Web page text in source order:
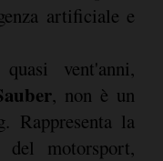
artificiale e
vent'anni,
, non è un
Rappresenta la
del motorsport,